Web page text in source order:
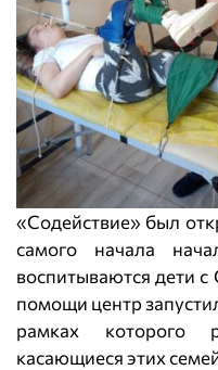
«Содействие» был
самого начала
воспитываются дети
помощи центр
рамках которого
касающиеся этих